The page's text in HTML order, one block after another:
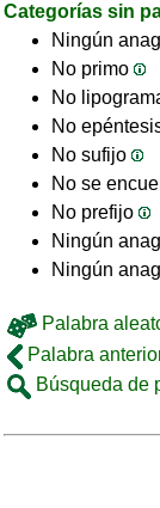
Categorías sin
Ningún
No primo
No
No
No sufijo
No se
No prefijo
Ningún
Ningún
Palabra
Palabra
Búsqueda de